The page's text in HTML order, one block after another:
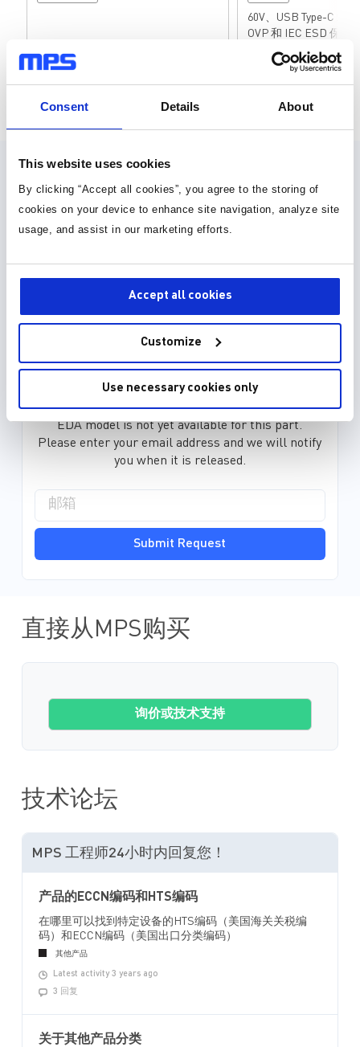
Consent Details About
This website uses cookies
By clicking “Accept all cookies”, you agree to the storing of
cookies on your device to enhance site navigation, analyze site
usage, and assist in our marketing efforts.
Accept all cookies
Customize
Use necessary cookies only
60V、USB Type-C 端
OVP 和 IEC ESD 保护
设计资源
元件库，封装库和 3D 模型
元件库 (36)
封装库 (34)
EDA model is not yet available for this part.
Please enter your email address and we will notify
you when it is released.
Submit Request
直接从MPS购买
询价或技术支持
技术论坛
MPS 工程师24小时内回复您！
产品的ECCN编码和HTS编码
在哪里可以找到特定设备的HTS编码（美国海关关税编
码）和ECCN编码（美国出口分类编码）
其他产品
Latest activity 3 years ago
3 回复
关于其他产品分类